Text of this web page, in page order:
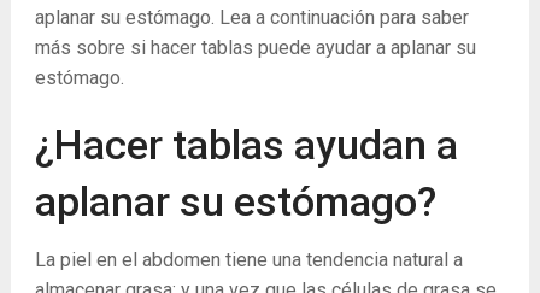
aplanar su estómago. Lea a continuación para saber
más sobre si hacer tablas puede ayudar a aplanar su
estómago.
¿Hacer tablas ayudan a
aplanar su estómago?
La piel en el abdomen tiene una tendencia natural a